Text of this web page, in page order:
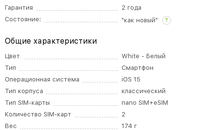
Гарантия
2 года
Состояние:
"как новый" ?
Общие характеристики
Цвет
White - Белый
Тип
Смартфон
Операционная система
iOS 15
Тип корпуса
классический
Тип SIM-карты
nano SIM+eSIM
Количество SIM-карт
2
Вес
174 г